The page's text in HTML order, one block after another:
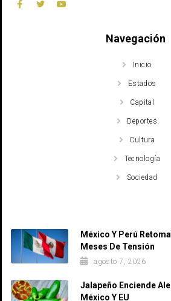
Navegación
Inicio
Estados
Capital
Deportes
Cultura
Tecnología
Sociedad
México Y Perú
Meses De Tensión
agosto 7, 2026
Jalapeño Enciende
México Y EU